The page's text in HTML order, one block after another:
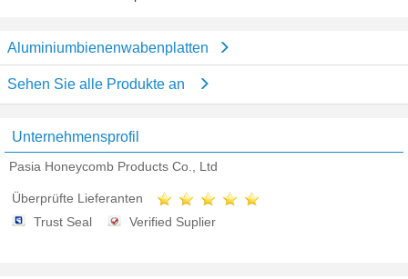
Aluminiumbienenwabenplatten
Sehen Sie alle Produkte an
Unternehmensprofil
Pasia Honeycomb Products Co., Ltd
Überprüfte Lieferanten
Trust Seal
Verified Suplier